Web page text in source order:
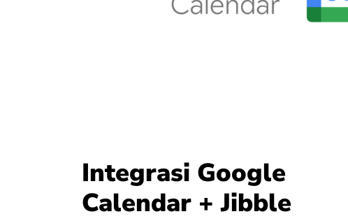
Integrasi Google
Calendar + Jibble